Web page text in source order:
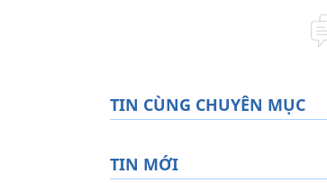
TIN CÙNG CHUYÊN MỤC
TIN MỚI